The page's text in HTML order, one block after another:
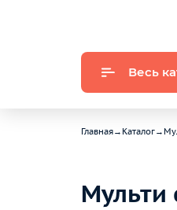
Весь
Главная→ Каталог→
Мульти